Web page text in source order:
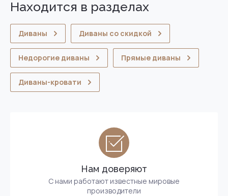
Находится в разделах
Диваны Диваны со скидкой
Недорогие диваны Прямые диваны
Диваны-кровати
Нам доверяют
С нами работают известные мировые
производители